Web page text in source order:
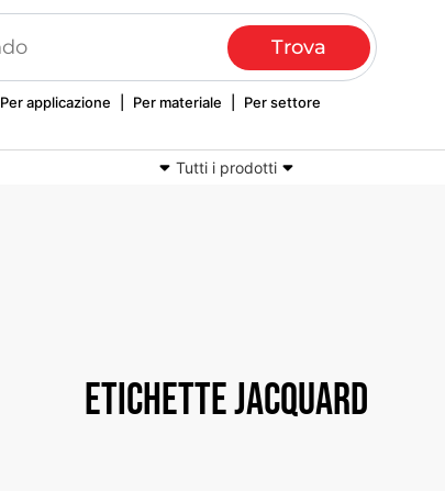
Per applicazione Per materiale Per settore
Tutti i prodotti
Etichette jacquard